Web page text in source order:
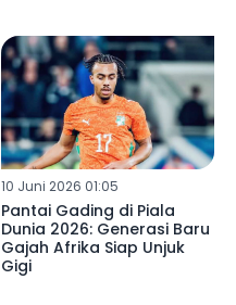
10 Juni 2026 01:05
Pantai Gading di Piala
Dunia 2026: Generasi Baru
Gajah Afrika Siap Unjuk
Gigi